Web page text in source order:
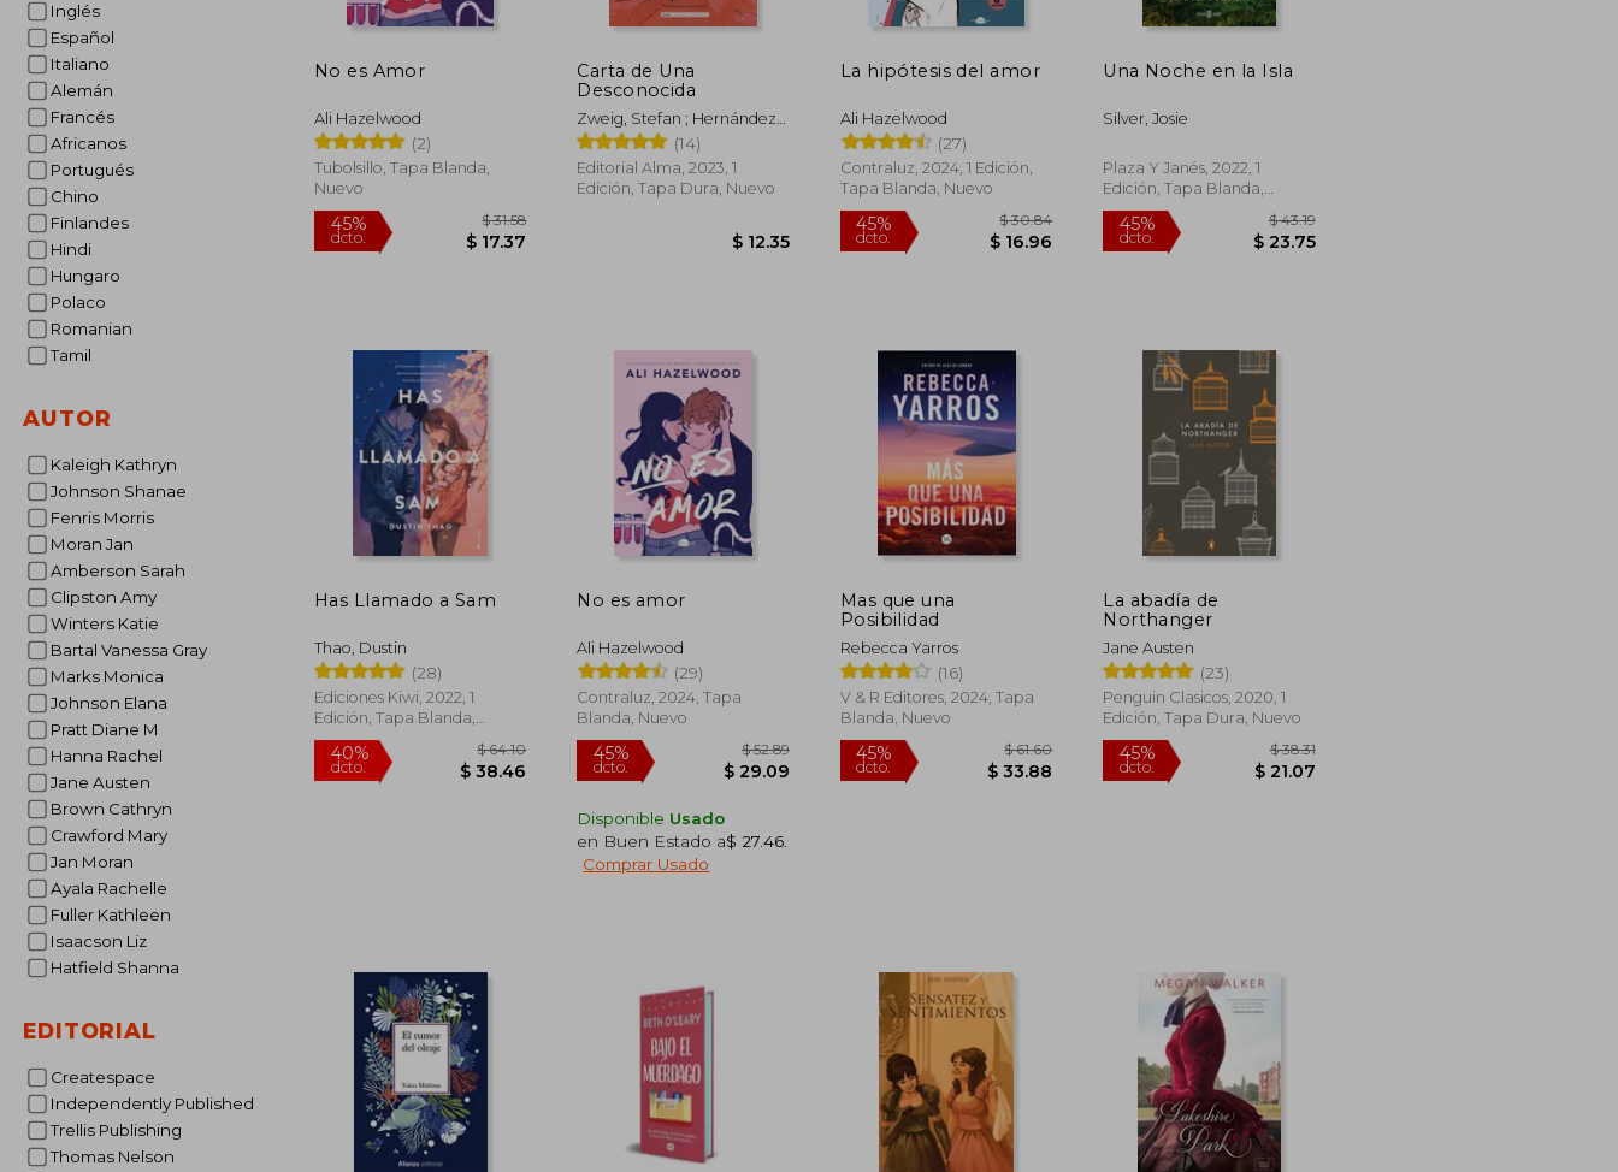
Inglés
Español
Italiano
Alemán
Francés
Africanos
Portugués
Chino
Finlandes
Hindi
Hungaro
Polaco
Romanian
Tamil
AUTOR
Kaleigh Kathryn
Johnson Shanae
Fenris Morris
Moran Jan
Amberson Sarah
Clipston Amy
Winters Katie
Bartal Vanessa Gray
Marks Monica
Johnson Elana
Pratt Diane M
Hanna Rachel
Jane Austen
Brown Cathryn
Crawford Mary
Jan Moran
Ayala Rachelle
Fuller Kathleen
Isaacson Liz
Hatfield Shanna
EDITORIAL
Createspace
Independently Published
Trellis Publishing
Thomas Nelson
No es Amor
Ali Hazelwood
(2)
Tubolsillo, Tapa Blanda,
Nuevo
Carta de Una
Desconocida
Zweig, Stefan ; Hernández
Rodilla, Itziar ; Segovia,
Carmen
(14)
Editorial Alma, 2023, 1
Edición, Tapa Dura, Nuevo
La hipótesis del amor
Ali Hazelwood
(27)
Contraluz, 2024, 1 Edición,
Tapa Blanda, Nuevo
$ 16.96
Una Noche en la Isla
Silver, Josie
Plaza Y Janés, 2022, 1
Edición, Tapa Blanda,
Nuevo
Has Llamado a Sam
Thao, Dustin
(28)
Ediciones Kiwi, 2022, 1
Edición, Tapa Blanda,
Nuevo
No es amor
Ali Hazelwood
(29)
Contraluz, 2024, Tapa
Blanda, Nuevo
Disponible Usado
en Buen Estado a$ 27.46
Comprar Usado
Mas que una
Posibilidad
Rebecca Yarros
(16)
V & R Editores, 2024, Tapa
Blanda, Nuevo
La abadía de
Northanger
Jane Austen
(23)
Penguin Clasicos, 2020, 1
Edición, Tapa Dura, Nuevo